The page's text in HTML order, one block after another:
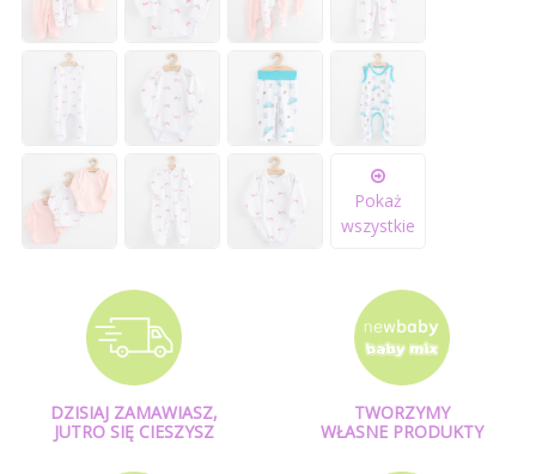
Pokaż
wszystkie
DZISIAJ ZAMAWIASZ,
JUTRO SIĘ CIESZYSZ
TWORZYMY
WŁASNE PRODUKTY